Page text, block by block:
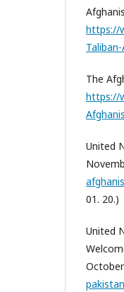
https://
The
https://
United
01. 20.)
United